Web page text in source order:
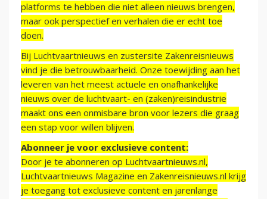
platforms te hebben die niet alleen nieuws brengen,
maar ook perspectief en verhalen die er echt toe
doen.
Bij Luchtvaartnieuws en zustersite Zakenreisnieuws
vind je die betrouwbaarheid. Onze toewijding aan het
leveren van het meest actuele en onafhankelijke
nieuws over de luchtvaart- en (zaken)reisindustrie
maakt ons een onmisbare bron voor lezers die graag
een stap voor willen blijven.
Abonneer je voor exclusieve content:
Door je te abonneren op Luchtvaartnieuws.nl,
Luchtvaartnieuws Magazine en Zakenreisnieuws.nl krijg
je toegang tot exclusieve content en jarenlange